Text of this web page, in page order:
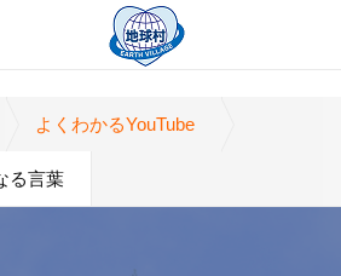
よくわかるYouTube
る言葉